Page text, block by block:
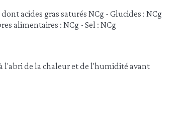
acides gras saturés NCg - Glucides : NCg
alimentaires : NCg - Sel : NCg
l'abri de la chaleur et de l'humidité avant